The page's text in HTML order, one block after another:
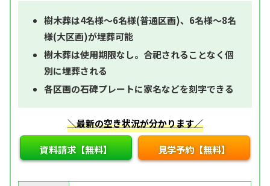
樹木葬は4名様～6名様(普通区画)、6名様～8名
様(大区画)が埋葬可能
樹木葬は使用期限なし。合祀されることなく個
別に埋葬される
各区画の石碑プレートに家名などを刻字できる
＼最新の空き状況が分かります／
資料請求【無料】 見学予約【無料】